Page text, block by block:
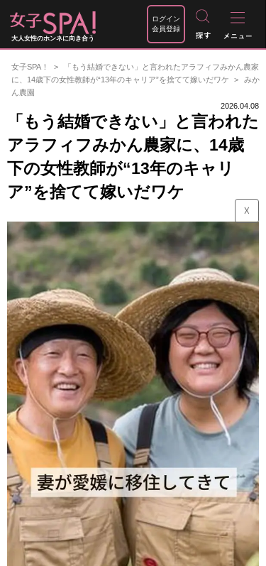
大人女性のホンネに向き合う
ログイン
会員登録
女子SPA！
「もう結婚できない」と言われたアラフィフみかん農家
に、14歳下の女性教師が“13年のキャリア”を捨てて嫁いだワケ
みか
ん農園
2026.04.08
「もう結婚できない」と言われた
アラフィフみかん農家に、14歳
下の女性教師が“13年のキャリ
ア”を捨てて嫁いだワケ
☓